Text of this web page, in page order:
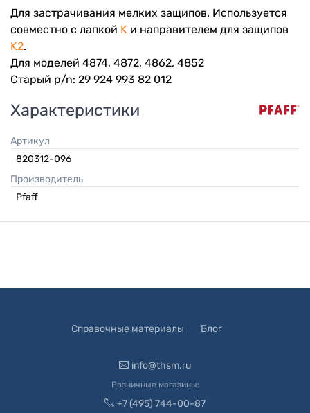
Для застрачивания мелких защипов. Используется
совместно с лапкой K и направителем для защипов
K2.
Для моделей 4874, 4872, 4862, 4852
Старый p/n: 29 924 993 82 012
Характеристики
Артикул
820312-096
Производитель
Pfaff
Справочные материалы Блог
info@thsm.ru
Розничные магазины:
+7 (495) 744-00-87